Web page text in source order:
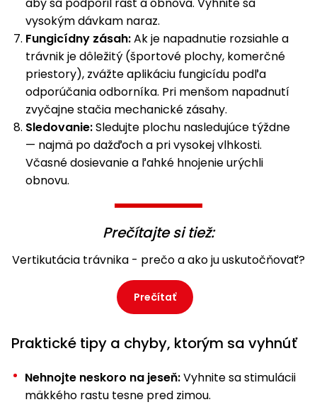
vysokým dávkam naraz.
Fungicídny zásah:Ak je napadnutie rozsiahle a
trávnik je dôležitý (športové plochy, komerčné
priestory), zvážte aplikáciu fungicídu podľa
odporúčania odborníka. Pri menšom napadnutí
zvyčajne stačia mechanické zásahy.
Sledovanie:Sledujte plochu nasledujúce týždne
— najmä po dažďoch a pri vysokej vlhkosti.
Včasné dosievanie a ľahké hnojenie urýchli
obnovu.
Prečítajte si tiež:
Vertikutácia trávnika - prečo a ako ju uskutočňovať?
Prečítať
Praktické tipy a chyby, ktorým sa vyhnúť
Nehnojte neskoro na jeseň:Vyhnite sa stimulácii
mäkkého rastu tesne pred zimou.